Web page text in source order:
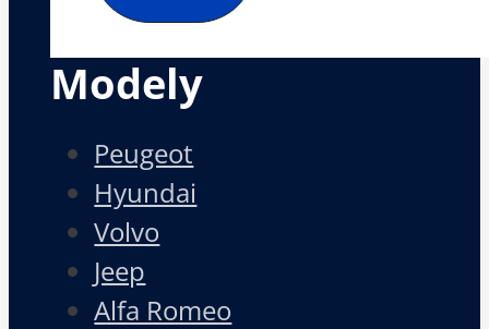
Modely
Peugeot
Hyundai
Volvo
Jeep
Alfa Romeo